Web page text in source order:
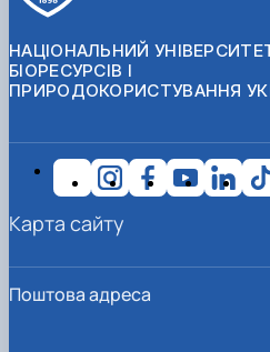
НАЦІОНАЛЬНИЙ
БІОРЕСУРСІВ І
ПРИРОДОКОРИСТУВАННЯ
Поштова адреса
Карта сайту